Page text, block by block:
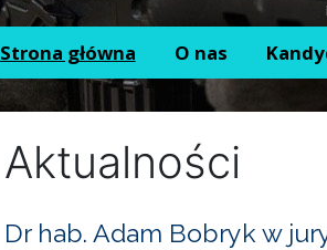
Strona główna O nas
Aktualności
Dr hab. Adam Bobryk w